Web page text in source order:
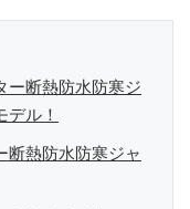
ー断熱防水防寒ジ
ル！
断熱防水防寒ジャ